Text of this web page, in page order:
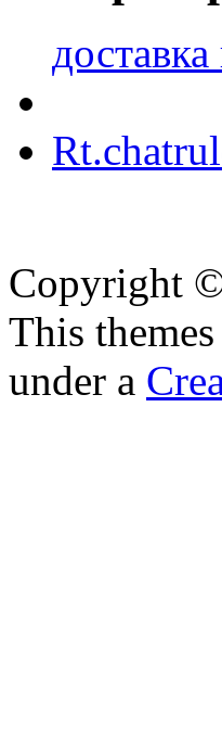
Copyright
This
under a